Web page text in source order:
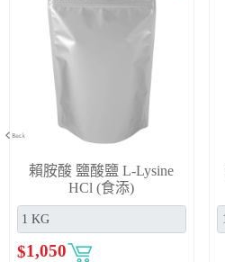
賴胺酸 鹽酸鹽 L-Lysine
HCl (食添)
$1,050